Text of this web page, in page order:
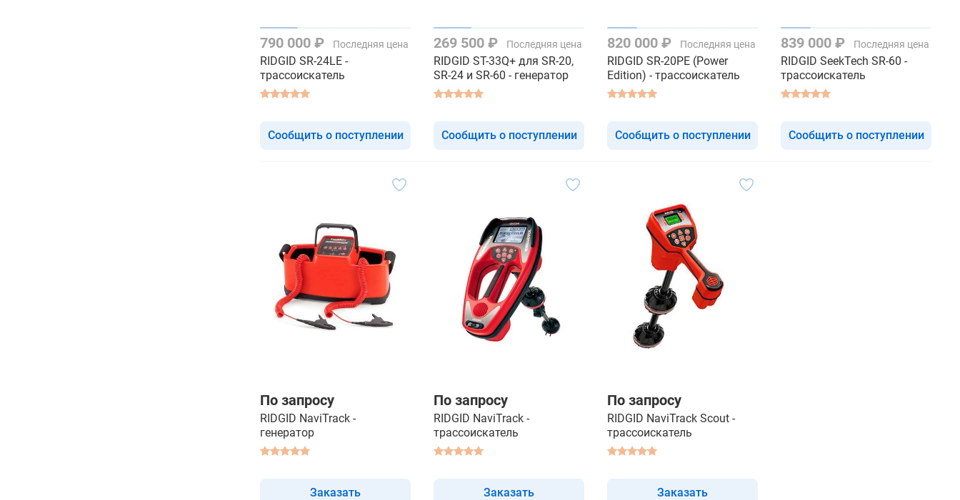
790 000 ₽ Последняя цена
RIDGID SR-24LE -
трассоискатель
Сообщить о поступлении
269 500 ₽ Последняя цена
RIDGID ST-33Q+ для SR-20,
SR-24 и SR-60 - генератор
Сообщить о поступлении
820 000 ₽ Последняя цена
RIDGID SR-20PE (Power
Edition) - трассоискатель
Сообщить о поступлении
839 000 ₽ Последняя цена
RIDGID SeekTech SR-60 -
трассоискатель
Сообщить о поступлении
По запросу
RIDGID NaviTrack -
генератор
Заказать
По запросу
RIDGID NaviTrack -
трассоискатель
Заказать
По запросу
RIDGID NaviTrack Scout -
трассоискатель
Заказать